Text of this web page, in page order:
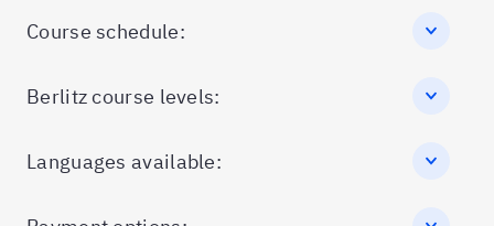
Course schedule:
Berlitz course levels:
Languages available: